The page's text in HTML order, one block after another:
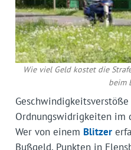
Wie viel Geld kostet die
beim
Ordnungswidrigkeiten im
Wer von einem Blitzer
Bußgeld, Punkten in